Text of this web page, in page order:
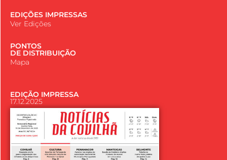
EDIÇÕES IMPRESSAS
Ver Edições
PONTOS
DE DISTRIBUIÇÃO
Mapa
EDIÇÃO IMPRESSA
17.12.2025